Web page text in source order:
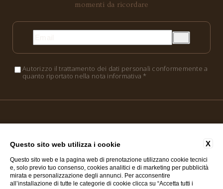
momenti da ricordare
Autorizzo il trattamento dei dati personali conformemente a
quanto riportato nella nota informativa *
Mamami Srl
P.IVA: 04142180233
X
Questo sito web utilizza i cookie
Questo sito web e la pagina web di prenotazione utilizzano cookie tecnici
e, solo previo tuo consenso, cookies analitici e di marketing per pubblicità
mirata e personalizzazione degli annunci. Per acconsentire
all’installazione di tutte le categorie di cookie clicca su “Accetta tutti i